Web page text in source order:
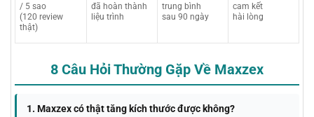
/ 5 sao
(120 review
thật)
đã hoàn thành
liệu trình
trung bình
sau 90 ngày
cam kết
hài lòng
8 Câu Hỏi Thường Gặp Về Maxzex
1. Maxzex có thật tăng kích thước được không?